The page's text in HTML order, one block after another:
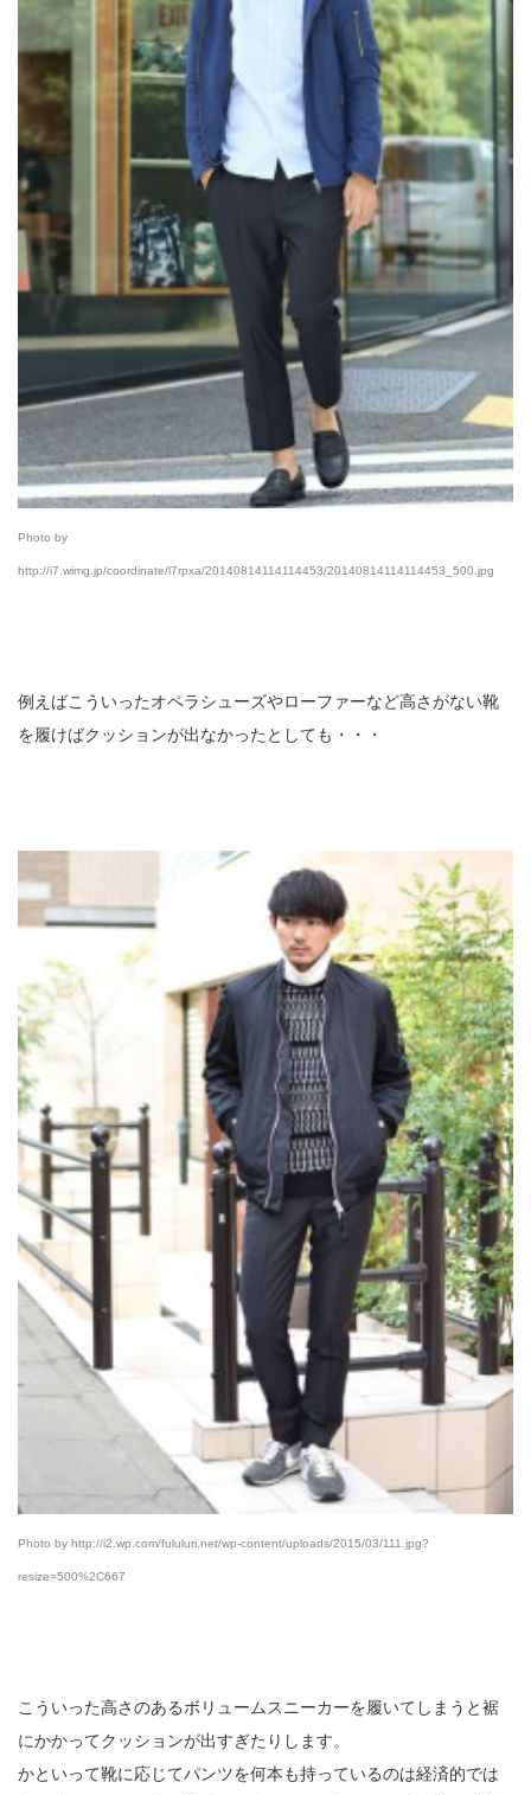
Photo by
http://i7.wimg.jp/coordinate/l7rpxa/20140814114114453/20140814114114453_500.jpg
例えばこういったオペラシューズやローファーなど高さがない靴
を履けばクッションが出なかったとしても・・・
Photo by http://i2.wp.com/fululuri.net/wp-content/uploads/2015/03/111.jpg?
resize=500%2C667
こういった高さのあるボリュームスニーカーを履いてしまうと裾
にかかってクッションが出すぎたりします。
かといって靴に応じてパンツを何本も持っているのは経済的では